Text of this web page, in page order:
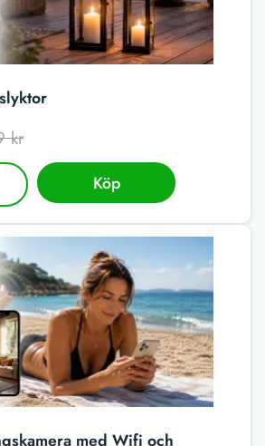
kr
Köp
med Wifi och